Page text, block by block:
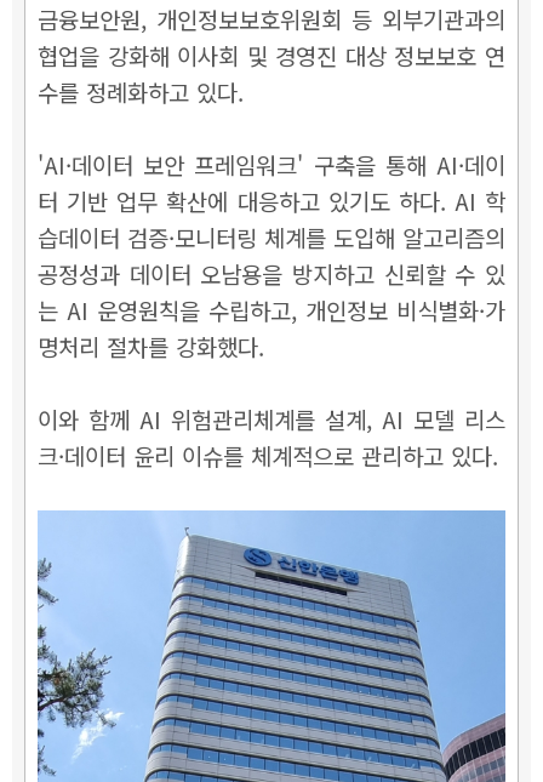
금융보안원, 개인정보보호위원회 등 외부기관과의
협업을 강화해 이사회 및 경영진 대상 정보보호 연
수를 정례화하고 있다.
'AI·데이터 보안 프레임워크' 구축을 통해 AI·데이
터 기반 업무 확산에 대응하고 있기도 하다. AI 학
습데이터 검증·모니터링 체계를 도입해 알고리즘의
공정성과 데이터 오남용을 방지하고 신뢰할 수 있
는 AI 운영원칙을 수립하고, 개인정보 비식별화·가
명처리 절차를 강화했다.
이와 함께 AI 위험관리체계를 설계, AI 모델 리스
크·데이터 윤리 이슈를 체계적으로 관리하고 있다.